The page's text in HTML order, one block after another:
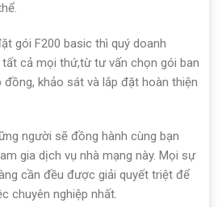
gói F200 basic thì quý doanh
cả mọi thứ,từ tư vấn chọn gói ban
khảo sát và lắp đặt hoàn thiện
người sẽ đồng hành cùng bạn
gia dịch vụ nhà mạng này. Mọi sự
cần đều được giải quyết triệt để
chuyên nghiệp nhất.